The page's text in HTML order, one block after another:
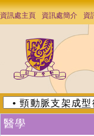
資訊處主頁 資訊處簡介 資
醫學